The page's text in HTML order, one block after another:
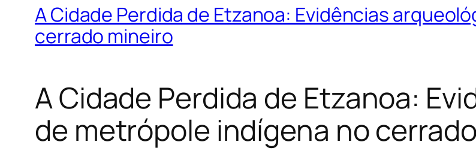
A Cidade Perdida de Etzanoa: Evidências
cerrado mineiro
A Cidade Perdida de Etzanoa:
de metrópole indígena no